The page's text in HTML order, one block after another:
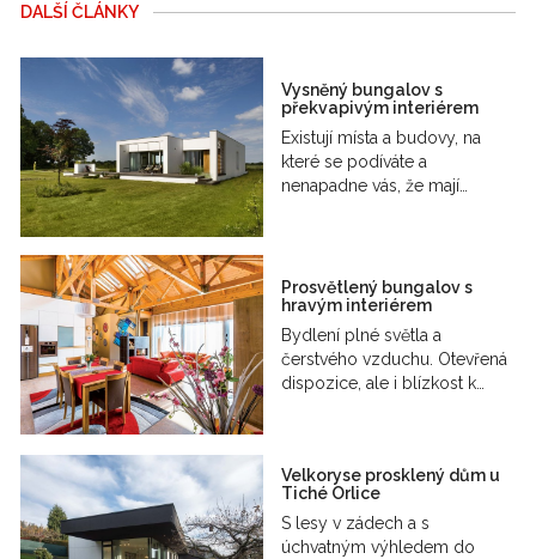
DALŠÍ ČLÁNKY
Vysněný bungalov s
překvapivým interiérem
Existují místa a budovy, na
které se podíváte a
nenapadne vás, že mají…
Prosvětlený bungalov s
hravým interiérem
Bydlení plné světla a
čerstvého vzduchu. Otevřená
dispozice, ale i blízkost k…
Velkoryse prosklený dům u
Tiché Orlice
S lesy v zádech a s
úchvatným výhledem do